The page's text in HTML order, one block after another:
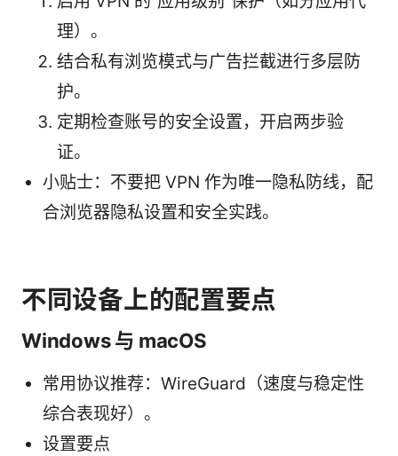
理）。
结合私有浏览模式与广告拦截进行多层防
护。
定期检查账号的安全设置，开启两步验
证。
小贴士：不要把 VPN 作为唯一隐私防线，配
合浏览器隐私设置和安全实践。
不同设备上的配置要点
Windows 与 macOS
常用协议推荐：WireGuard（速度与稳定性
综合表现好）。
设置要点